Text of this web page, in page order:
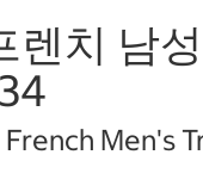
렌치 남
Men's